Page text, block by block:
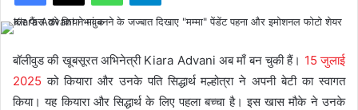
बॉलीवुड की खूबसूरत अभिनेत्री Kiara Advani अब माँ बन चुकी हैं। 15 जुलाई
2025 को कियारा और उनके पति सिद्धार्थ मल्होत्रा ने अपनी बेटी का स्वागत
किया। यह कियारा और सिद्धार्थ के लिए पहला बच्चा है। इस खास मौके ने उनके